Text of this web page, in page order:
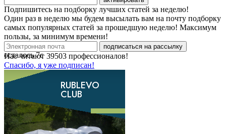
Подпишитесь на подборку лучших статей за неделю!
Один раз в неделю мы будем высылать вам на почту подборку
самых популярных статей за прошедшую неделю! Максимум
пользы, за минимум времени!
подписаться на рассылку
Нас читают 39503 профессионалов!
Спасибо, я уже подписан!
осталось7с